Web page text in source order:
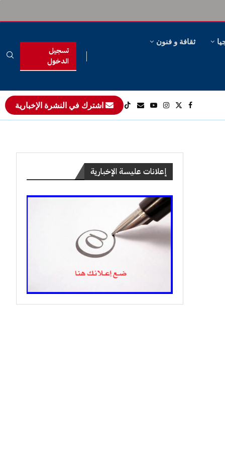
ثقافة و فنون
تسجيل
الدخول
اشترك في النشرة الإخبارية
إعلانات عليسة الإخبارية